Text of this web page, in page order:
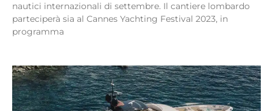
nautici internazionali di settembre. Il cantiere lombardo
parteciperà sia al Cannes Yachting Festival 2023, in
programma